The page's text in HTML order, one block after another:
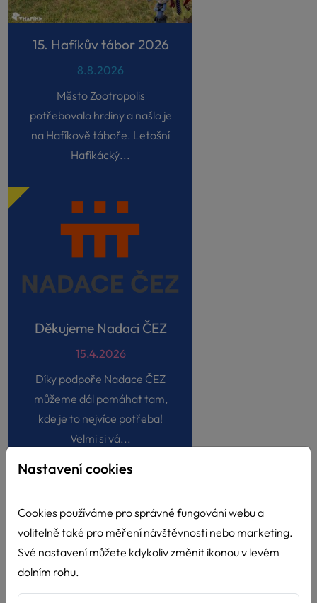
15. Hafíkův tábor 2026
8.8.2026
Město Zootropolis
potřebovalo hrdiny a našlo je
na Hafíkově táboře. Letošní
Hafíkácký...
Děkujeme Nadaci ČEZ
15.4.2026
Díky podpoře Nadace ČEZ
můžeme dál pomáhat tam,
kde je to nejvíce potřeba!
Velmi si vá...
Nastavení cookies
Cookies používáme pro správné fungování webu a
volitelně také pro měření návštěvnosti nebo marketing.
Své nastavení můžete kdykoliv změnit ikonou v levém
dolním rohu.